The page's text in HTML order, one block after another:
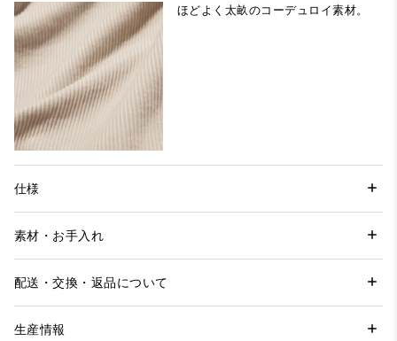
ほどよく太畝のコーデュロイ素材。
仕様
素材・お手入れ
配送・交換・返品について
生産情報